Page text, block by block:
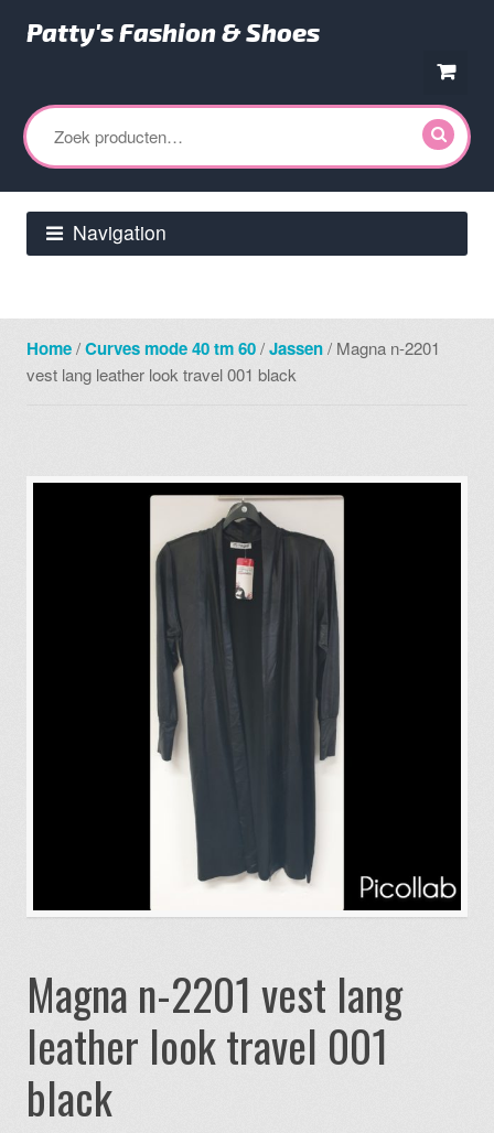
naar
navigatie
naar
de
inhoud
Patty's Fashion & Shoes
Zoeken
naar:
Navigation
Home/Curves mode 40 tm 60/Jassen/ Magna n-2201
vest lang leather look travel 001 black
Magna n-2201 vest lang
leather look travel 001
black